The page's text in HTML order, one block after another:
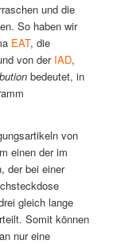
und die
So haben wir
EAT, die
von der IAD,
bedeutet, in
von
einen der im
der bei einer
gleich lange
Somit können
nur eine